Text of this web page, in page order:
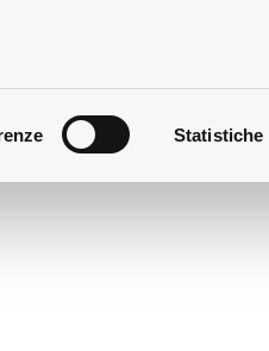
Statistiche